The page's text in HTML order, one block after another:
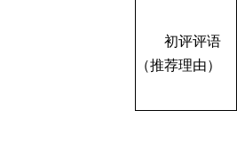
初评评语
（推荐理由）